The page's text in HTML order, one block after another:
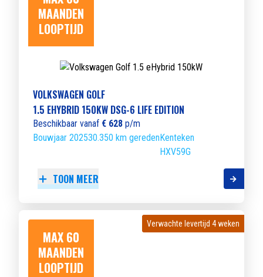
MAANDEN
LOOPTIJD
VOLKSWAGEN GOLF
1.5 EHYBRID 150KW DSG-6 LIFE EDITION
Beschikbaar vanaf € 628 p/m
Bouwjaar 202530.350 km geredenKenteken
HXV59G
TOON MEER
MAX 60
MAANDEN
LOOPTIJD
Verwachte levertijd 4 weken
Verwachte levertijd 4 weken